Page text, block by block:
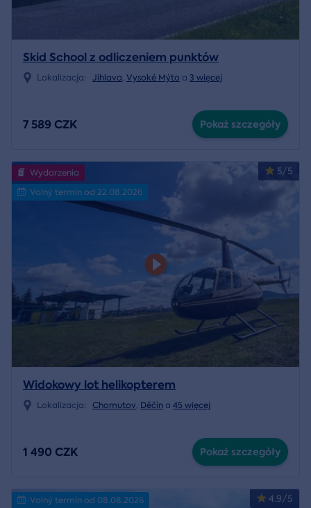
Skid School z odliczeniem punktów
Lokalizacja: Jihlava, Vysoké Mýto a 3 więcej
7 589 CZK Pokaż szczegóły
5/5
Wydarzenia
Volný termín od 22.08.2026
Widokowy lot helikopterem
Lokalizacja: Chomutov, Děčín a 45 więcej
1 490 CZK Pokaż szczegóły
4.9/5
Volný termín od 08.08.2026